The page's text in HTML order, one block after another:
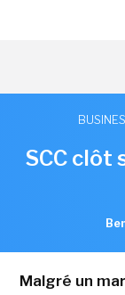
SCC clôt
Malgré un